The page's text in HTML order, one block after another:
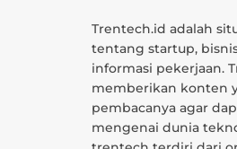
Trentech.id adalah
tentang startup,
informasi pekerjaan.
memberikan konten
pembacanya agar
mengenai dunia